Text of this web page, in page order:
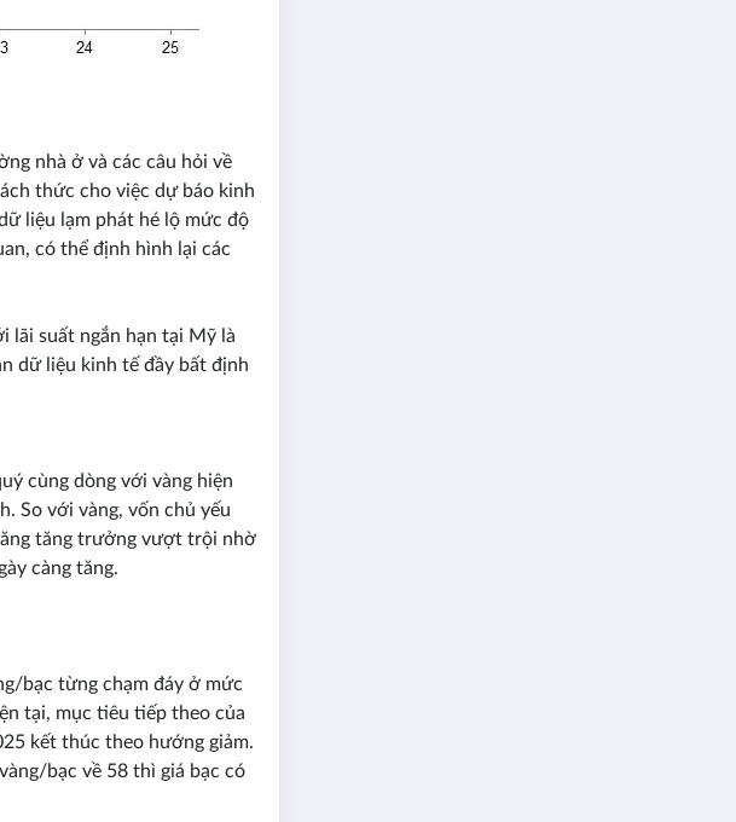
nhà ở và các câu hỏi về
thức cho việc dự báo kinh
liệu lạm phát hé lộ mức độ
có thể định hình lại các
lãi suất ngắn hạn tại Mỹ là
dữ liệu kinh tế đầy bất định
cùng dòng với vàng hiện
So với vàng, vốn chủ yếu
tăng trưởng vượt trội nhờ
càng tăng.
bạc từng chạm đáy ở mức
tại, mục tiêu tiếp theo của
kết thúc theo hướng giảm.
bạc về 58 thì giá bạc có